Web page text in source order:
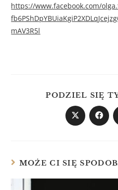
https://www.facebook.com/
mAV3R5l
PODZIEL SIĘ
MOŻE CI SIĘ